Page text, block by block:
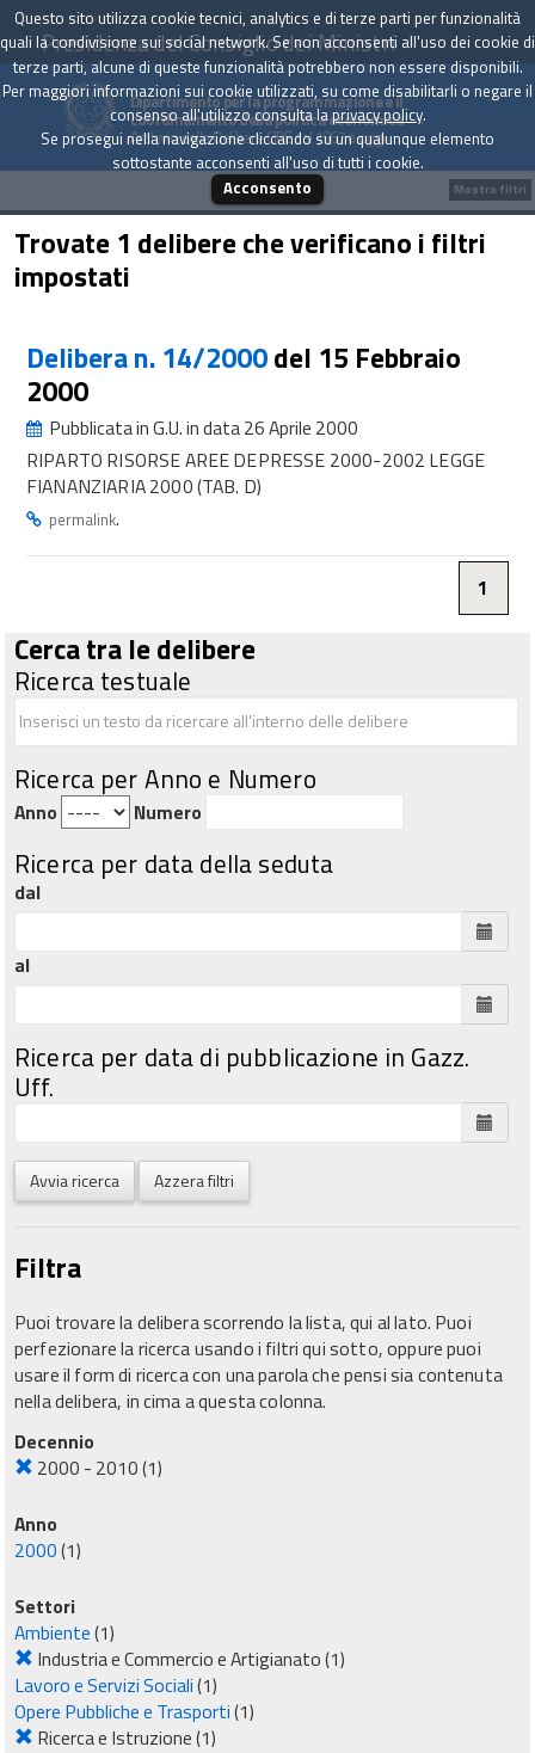
Presidenza del Consiglio dei Ministri
Dipartimento per la programmazione e il
coordinamento della politica economica
Archivio delle Delibere CIPE dal 1967 a oggi
Trovate 1 delibere che verificano i filtri
impostati
Delibera n. 14/2000del 15 Febbraio
2000
Pubblicata in G.U. in data 26 Aprile 2000
RIPARTO RISORSE AREE DEPRESSE 2000-2002 LEGGE
FIANANZIARIA 2000 (TAB. D)
permalink.
1
Cerca tra le delibere
Ricerca testuale
Ricerca per Anno e Numero
Anno Numero
Ricerca per data della seduta
dal
al
Ricerca per data di pubblicazione in Gazz.
Uff.
Avvia ricerca Azzera filtri
Filtra
Puoi trovare la delibera scorrendo la lista, qui al lato. Puoi
perfezionare la ricerca usando i filtri qui sotto, oppure puoi
usare il form di ricerca con una parola che pensi sia contenuta
nella delibera, in cima a questa colonna.
Decennio
2000 - 2010(1)
Anno
2000(1)
Settori
Ambiente(1)
Industria e Commercio e Artigianato(1)
Lavoro e Servizi Sociali(1)
Opere Pubbliche e Trasporti(1)
Ricerca e Istruzione(1)
Mostra filtri
Questo sito utilizza cookie tecnici, analytics e di terze parti per funzionalità
quali la condivisione sui social network. Se non acconsenti all'uso dei cookie di
terze parti, alcune di queste funzionalità potrebbero non essere disponibili.
Per maggiori informazioni sui cookie utilizzati, su come disabilitarli o negare il
consenso all'utilizzo consulta laprivacy policy.
Se prosegui nella navigazione cliccando su un qualunque elemento
sottostante acconsenti all'uso di tutti i cookie.
Acconsento